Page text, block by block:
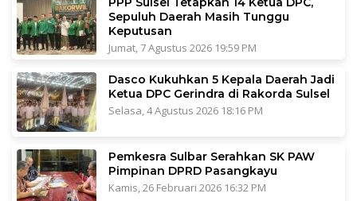
Sepuluh Daerah Masih Tunggu
Keputusan
Jumat, 7 Agustus 2026 19:59 PM
Dasco Kukuhkan 5 Kepala Daerah Jadi
Ketua DPC Gerindra di Rakorda Sulsel
Selasa, 4 Agustus 2026 18:16 PM
Pemkesra Sulbar Serahkan SK PAW
Pimpinan DPRD Pasangkayu
Kamis, 26 Februari 2026 16:32 PM